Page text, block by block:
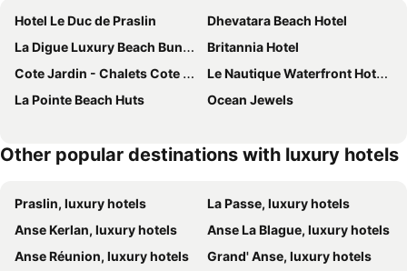
Hotel Le Duc de Praslin
Dhevatara Beach Hotel
La Digue Luxury Beach Bungalow Spa & Gym
Britannia Hotel
Cote Jardin - Chalets Cote Mer
Le Nautique Waterfront Hotel La Digue
La Pointe Beach Huts
Ocean Jewels
Other popular destinations with luxury hotels
Praslin, luxury hotels
La Passe, luxury hotels
Anse Kerlan, luxury hotels
Anse La Blague, luxury hotels
Anse Réunion, luxury hotels
Grand' Anse, luxury hotels